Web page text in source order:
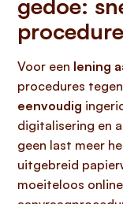
gedoe:
Voor een lening
procedures
eenvoudig
digitalisering en
geen last meer
uitgebreid
moeiteloos